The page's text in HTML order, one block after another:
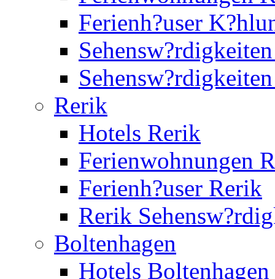
Ferienh?user
Rerik
Hotels Rerik
Ferienwohnungen
Ferienh?user Rerik
Rerik
Boltenhagen
Hotels Boltenhagen